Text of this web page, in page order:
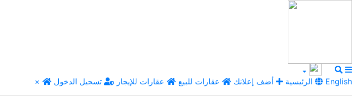
× الرئيسية أضف إعلانك عقارات للبيع عقارات للإيجار تسجيل الدخول English